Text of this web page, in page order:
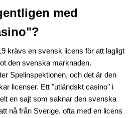
med
krävs en svensk licens för att lagligt
den svenska marknaden.
Spelinspektionen, och det är den
licenser. Ett "utländskt casino" i
en sajt som saknar den svenska
nå från Sverige, ofta med en licens